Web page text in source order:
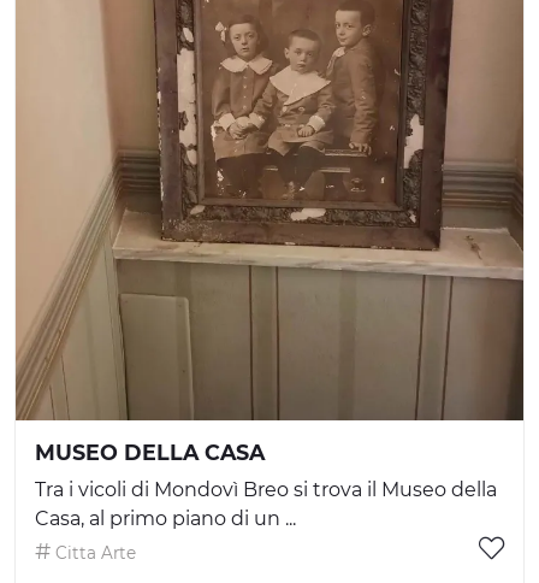
MUSEO DELLA CASA
Tra i vicoli di Mondovì Breo si trova il Museo della
Casa, al primo piano di un ...
Citta Arte